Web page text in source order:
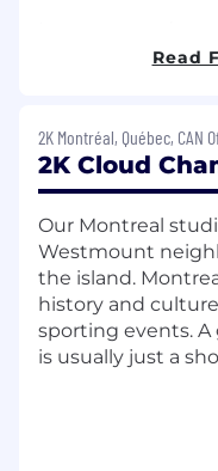
améliorer
personnages, les
destructibles. La
développer de
physique en plus
conseils aux
techniques et
concernant
liés à la physique.
Responsabilités
Read
2K Montréal, Québec, CAN
2K Cloud
Our Montreal
Westmount
the island.
history and
sporting events. A
is usually just a